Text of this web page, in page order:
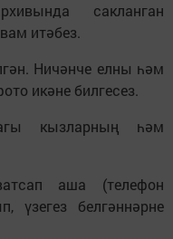
сакланган
итәбез.
Ничәнче елны һәм
икәне билгесез.
кызларның һәм
аша (телефон
үзегез белгәннәрне